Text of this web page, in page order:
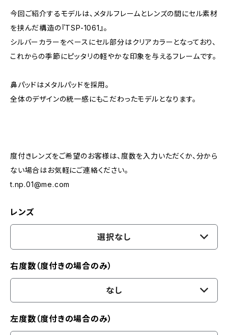
今回ご紹介するモデルは、メタルフレームとレンズの間にセル素材
を挟んだ構造の『TSP-1061』。
シルバーカラーをベースにセル部分はクリアカラーとなっており、
これからの季節にピッタリの軽やかな印象を与えるフレームです。
鼻パッドはメタルパッドを採用。
全体のデザインの統一感にもこだわったモデルとなります。
度付きレンズをご希望のお客様は、度数を入力いただくか、分から
ない場合はお気軽にご連絡ください。
t.np.01@me.com
レンズ
選択なし
右度数（度付きの場合のみ）
なし
左度数（度付きの場合のみ）